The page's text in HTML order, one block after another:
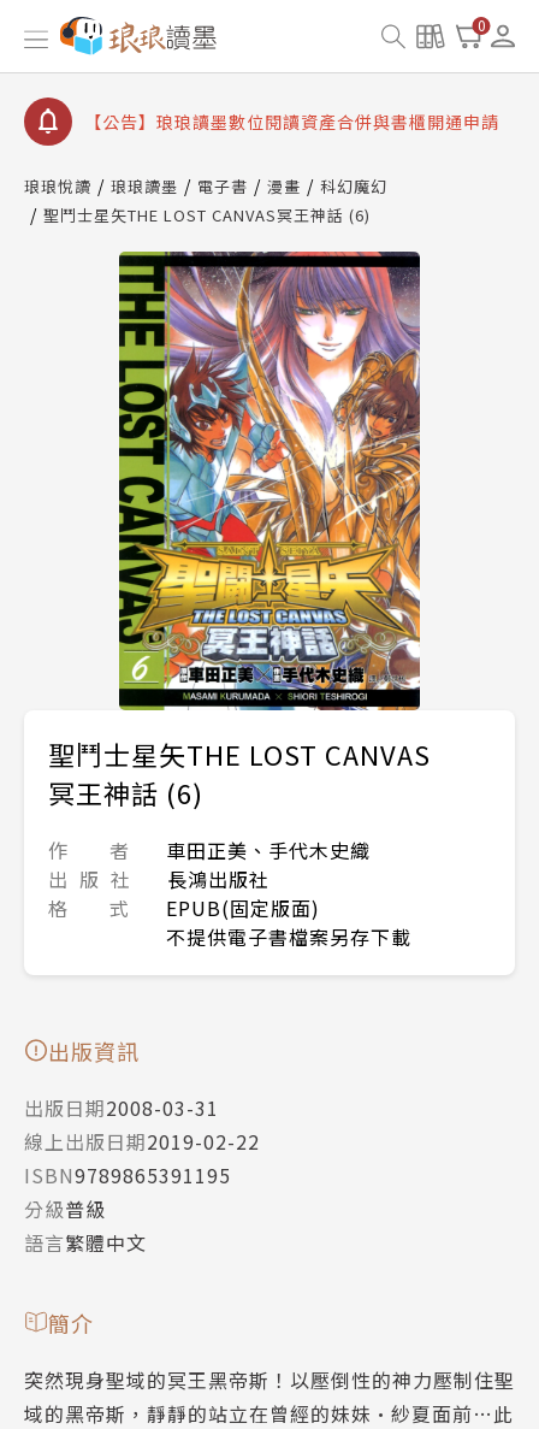
0
【公告】因 Readmoo 讀墨系統維護中，本站同步暫
停部分閱讀服務
【公告】琅琅讀墨數位閱讀資產合併與書櫃開通申請
【公告】琅琅讀墨書櫃開通常見問題
請圖文教學
【公告】琅琅書店服務升級重要說明及資產合併結果
查詢
【公告】因 Readmoo 讀墨系統維護中，本站同步暫
停部分閱讀服務
琅琅悅讀 琅琅讀墨 電子書 漫畫
科幻魔幻
聖鬥士星矢THE LOST CANVAS冥王神話 (6)
聖鬥士星矢THE LOST CANVAS
冥王神話 (6)
作 者
車田正美、手代木史織
出 版 社
長鴻出版社
格 式
EPUB(固定版面)
不提供電子書檔案另存下載
出版資訊
出版日期2008-03-31
線上出版日期2019-02-22
ISBN9789865391195
分級普級
語言繁體中文
簡介
突然現身聖域的冥王黑帝斯！以壓倒性的神力壓制住聖
域的黑帝斯，靜靜的站立在曾經的妹妹•紗夏面前…此